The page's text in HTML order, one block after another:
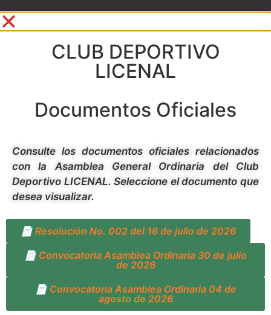
CLUB DEPORTIVO
LICENAL
Documentos Oficiales
Consulte los documentos oficiales relacionados
con la Asamblea General Ordinaria del Club
Deportivo LICENAL. Seleccione el documento que
desea visualizar.
📄 Resolución No. 002 del 16 de julio de 2026
📄 Convocatoria Asamblea Ordinaria 30 de julio
de 2026
📄 Convocatoria Asamblea Ordinaria 04 de
agosto de 2026